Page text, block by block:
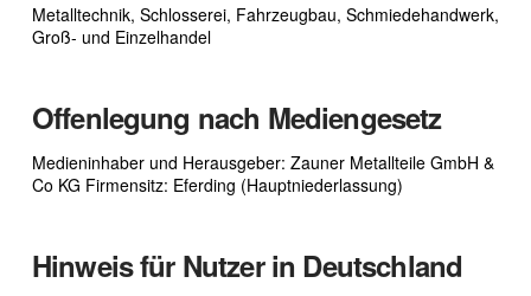
Metalltechnik, Schlosserei, Fahrzeugbau, Schmiedehandwerk,
Groß- und Einzelhandel
Offenlegung nach Mediengesetz
Medieninhaber und Herausgeber: Zauner Metallteile GmbH &
Co KG Firmensitz: Eferding (Hauptniederlassung)
Hinweis für Nutzer in Deutschland